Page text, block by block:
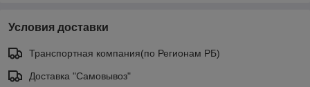
Условия доставки
Транспортная компания(по Регионам РБ)
Доставка "Самовывоз"